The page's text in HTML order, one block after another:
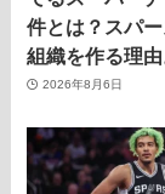
件とは？スパ
組織を作る理由
2026年8月6日